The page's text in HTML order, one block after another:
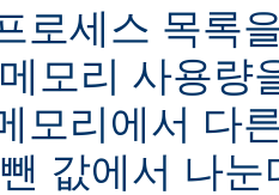
로세스 목록
모리 사용량
모리에서 다
값에서 나눈